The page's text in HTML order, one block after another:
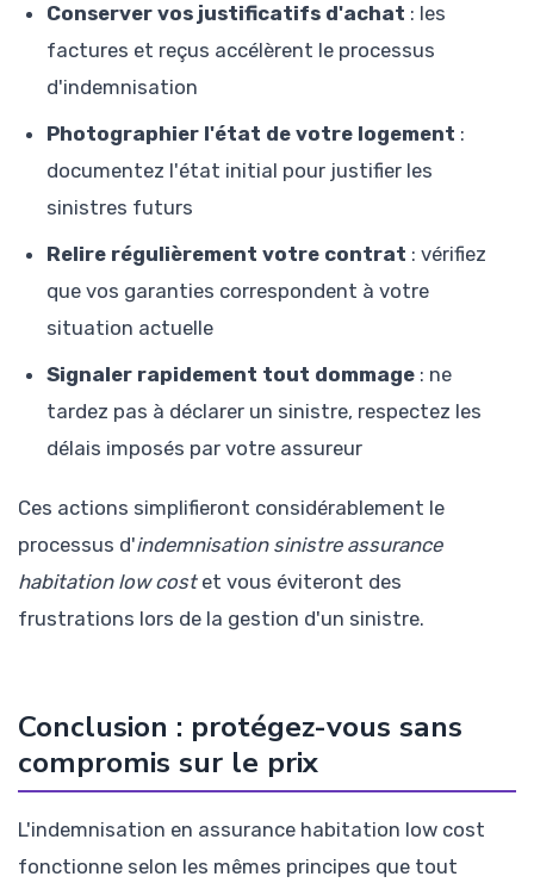
Conserver vos justificatifs d'achat : les
factures et reçus accélèrent le processus
d'indemnisation
Photographier l'état de votre logement :
documentez l'état initial pour justifier les
sinistres futurs
Relire régulièrement votre contrat : vérifiez
que vos garanties correspondent à votre
situation actuelle
Signaler rapidement tout dommage : ne
tardez pas à déclarer un sinistre, respectez les
délais imposés par votre assureur
Ces actions simplifieront considérablement le
processus d'indemnisation sinistre assurance
habitation low costet vous éviteront des
frustrations lors de la gestion d'un sinistre.
Conclusion : protégez-vous sans
compromis sur le prix
L'indemnisation en assurance habitation low cost
fonctionne selon les mêmes principes que tout